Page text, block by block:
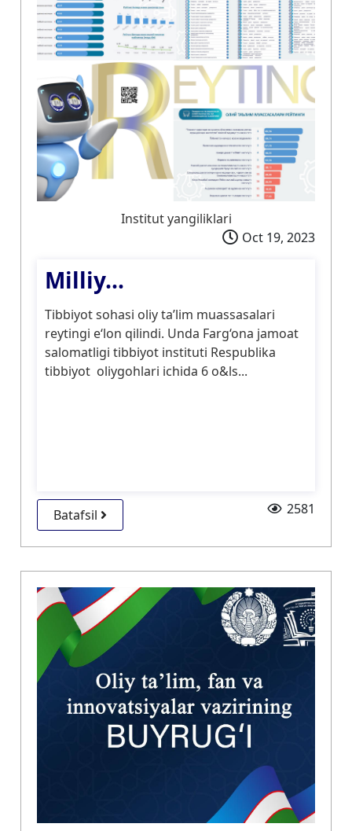
Institut yangiliklari
Oct 19, 2023
Milliy...
Tibbiyot sohasi oliy ta’lim muassasalari
reytingi e‘lon qilindi. Unda Farg‘ona jamoat
salomatligi tibbiyot instituti Respublika
tibbiyot oliygohlari ichida 6 o&ls...
Batafsil 2581